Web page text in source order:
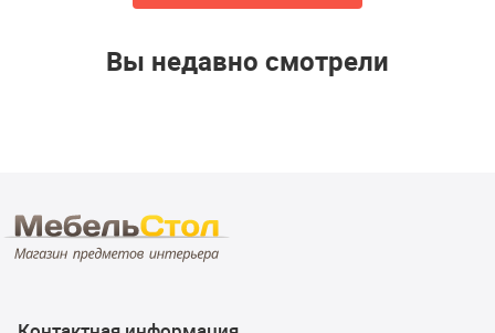
Вы недавно смотрели